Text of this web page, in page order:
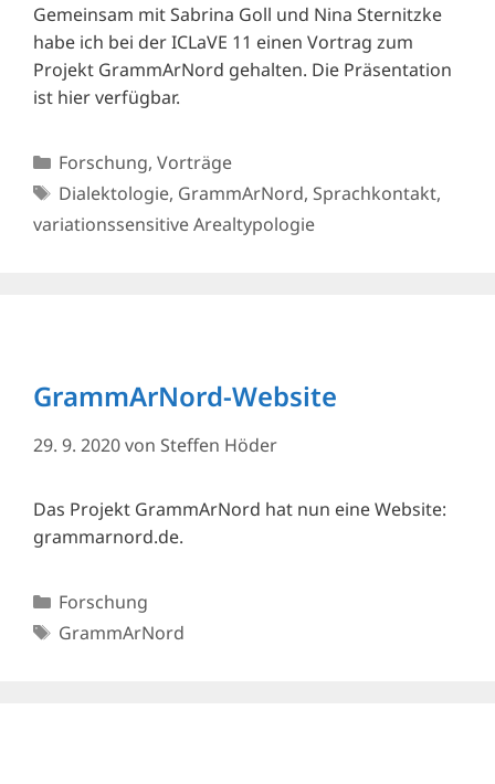
Gemeinsam mit Sabrina Goll und Nina Sternitzke
habe ich bei der ICLaVE 11 einen Vortrag zum
Projekt GrammArNord gehalten. Die Präsentation
ist hier verfügbar.
Kategorien
Forschung, Vorträge
Schlagwörter
Dialektologie, GrammArNord, Sprachkontakt,
variationssensitive Arealtypologie
GrammArNord-Website
29. 9. 2020von Steffen Höder
Das Projekt GrammArNord hat nun eine Website:
grammarnord.de.
Kategorien
Forschung
Schlagwörter
GrammArNord